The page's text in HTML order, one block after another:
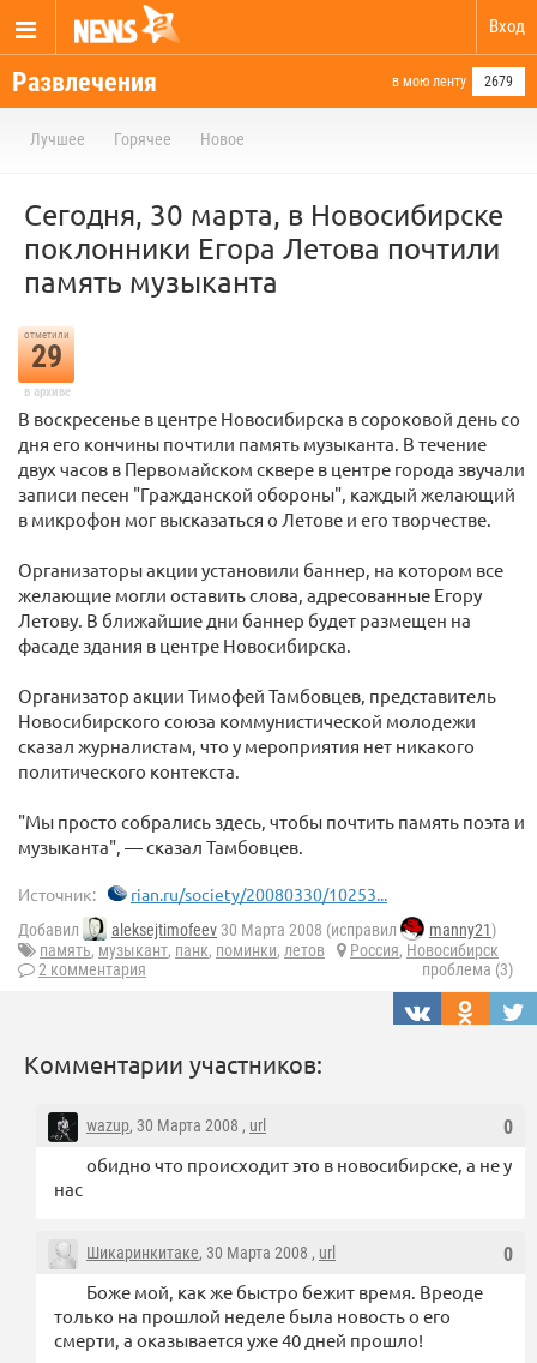
Вход
Развлечения в мою ленту 2679
Лучшее Горячее Новое
Сегодня, 30 марта, в Новосибирске
поклонники Егора Летова почтили
память музыканта
отметили
29
в архиве
В воскресенье в центре Новосибирска в сороковой день со
дня его кончины почтили память музыканта. В течение
двух часов в Первомайском сквере в центре города звучали
записи песен "Гражданской обороны", каждый желающий
в микрофон мог высказаться о Летове и его творчестве.
Организаторы акции установили баннер, на котором все
желающие могли оставить слова, адресованные Егору
Летову. В ближайшие дни баннер будет размещен на
фасаде здания в центре Новосибирска.
Организатор акции Тимофей Тамбовцев, представитель
Новосибирского союза коммунистической молодежи
сказал журналистам, что у мероприятия нет никакого
политического контекста.
"Мы просто собрались здесь, чтобы почтить память поэта и
музыканта", — сказал Тамбовцев.
Источник: rian.ru/society/20080330/10253...
Добавил aleksejtimofeev 30 Марта 2008 (исправил manny21)
память, музыкант, панк, поминки, летов Россия, Новосибирск
2 комментария
проблема (3)
Комментарии участников:
0
wazup, 30 Марта 2008 , url
обидно что происходит это в новосибирске, а не у
нас
0
Шикаринкитаке, 30 Марта 2008 , url
Боже мой, как же быстро бежит время. Вреоде
только на прошлой неделе была новость о его
смерти, а оказывается уже 40 дней прошло!